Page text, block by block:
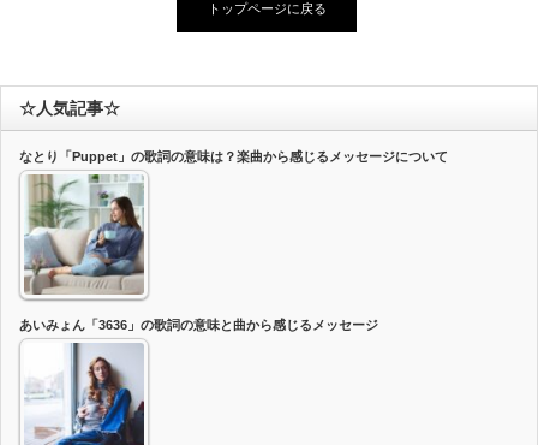
トップページに戻る
☆人気記事☆
なとり「Puppet」の歌詞の意味は？楽曲から感じるメッセージについて
あいみょん「3636」の歌詞の意味と曲から感じるメッセージ